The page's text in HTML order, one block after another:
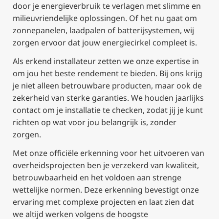
door je energieverbruik te verlagen met slimme en
milieuvriendelijke oplossingen. Of het nu gaat om
zonnepanelen, laadpalen of batterijsystemen, wij
zorgen ervoor dat jouw energiecirkel compleet is.
Als erkend installateur zetten we onze expertise in
om jou het beste rendement te bieden. Bij ons krijg
je niet alleen betrouwbare producten, maar ook de
zekerheid van sterke garanties. We houden jaarlijks
contact om je installatie te checken, zodat jij je kunt
richten op wat voor jou belangrijk is, zonder
zorgen.
Met onze officiële erkenning voor het uitvoeren van
overheidsprojecten ben je verzekerd van kwaliteit,
betrouwbaarheid en het voldoen aan strenge
wettelijke normen. Deze erkenning bevestigt onze
ervaring met complexe projecten en laat zien dat
we altijd werken volgens de hoogste